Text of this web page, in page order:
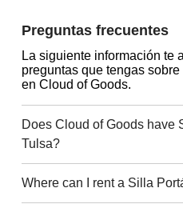
Preguntas frecuentes
La siguiente información te
preguntas que tengas
en Cloud of Goods.
Does Cloud of Goods have
Tulsa?
Where can I rent a Silla